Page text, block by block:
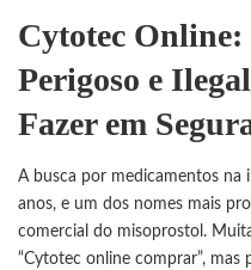
Cytotec
Perigoso e
Fazer em
A busca por medicamentos
anos, e um dos nomes mais
comercial do misoprostol.
“Cytotec online comprar”, mas